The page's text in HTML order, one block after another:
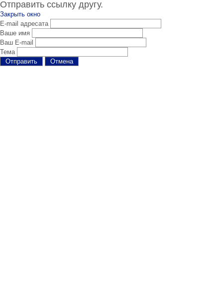
Отправить ссылку другу.
Закрыть окно
E-mail адресата
Ваше имя
Ваш E-mail
Тема
Отправить
Отмена